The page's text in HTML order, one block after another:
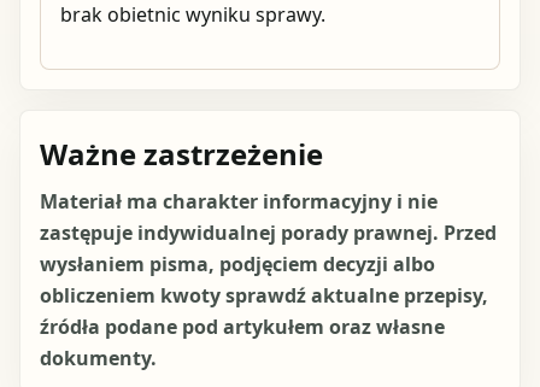
brak obietnic wyniku sprawy.
Ważne zastrzeżenie
Materiał ma charakter informacyjny i nie
zastępuje indywidualnej porady prawnej. Przed
wysłaniem pisma, podjęciem decyzji albo
obliczeniem kwoty sprawdź aktualne przepisy,
źródła podane pod artykułem oraz własne
dokumenty.